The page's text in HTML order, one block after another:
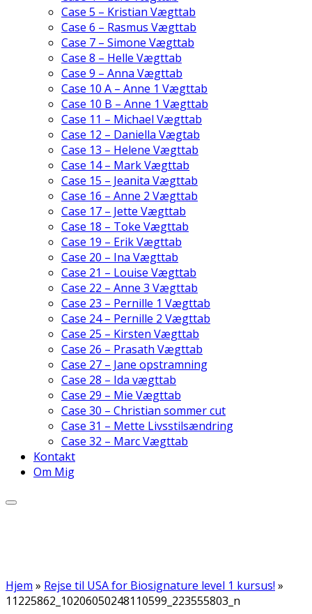
Case 5 – Kristian Vægttab
Case 6 – Rasmus Vægttab
Case 7 – Simone Vægttab
Case 8 – Helle Vægttab
Case 9 – Anna Vægttab
Case 10 A – Anne 1 Vægttab
Case 10 B – Anne 1 Vægttab
Case 11 – Michael Vægttab
Case 12 – Daniella Vægtab
Case 13 – Helene Vægttab
Case 14 – Mark Vægttab
Case 15 – Jeanita Vægttab
Case 16 – Anne 2 Vægttab
Case 17 – Jette Vægttab
Case 18 – Toke Vægttab
Case 19 – Erik Vægttab
Case 20 – Ina Vægttab
Case 21 – Louise Vægttab
Case 22 – Anne 3 Vægttab
Case 23 – Pernille 1 Vægttab
Case 24 – Pernille 2 Vægttab
Case 25 – Kirsten Vægttab
Case 26 – Prasath Vægttab
Case 27 – Jane opstramning
Case 28 – Ida vægttab
Case 29 – Mie Vægttab
Case 30 – Christian sommer cut
Case 31 – Mette Livsstilsændring
Case 32 – Marc Vægttab
Kontakt
Om Mig
Hjem » Rejse til USA for Biosignature level 1 kursus! »
11225862_10206050248110599_223555803_n